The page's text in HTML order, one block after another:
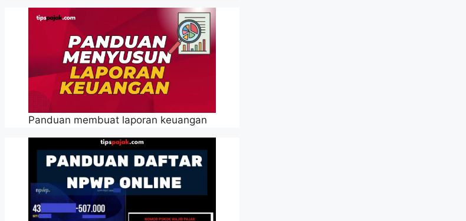
Panduan membuat laporan keuangan